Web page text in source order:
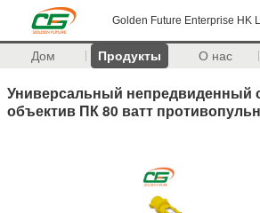
Golden Future Enterprise HK
Дом Продукты О нас
Универсальный непредвиденный
объектив ПК 80 ватт